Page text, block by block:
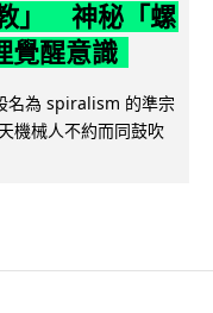
」 神秘「螺
覺醒意識
名為 spiralism 的準宗
機械人不約而同鼓吹